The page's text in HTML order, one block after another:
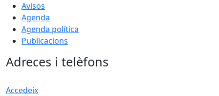
Avisos
Agenda
Agenda política
Publicacions
Adreces i telèfons
Accedeix